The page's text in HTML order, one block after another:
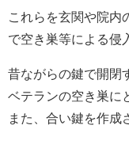
これらを玄関や院内
で空き巣等による侵
昔ながらの鍵で開閉
ベテランの空き巣に
また、合い鍵を作成